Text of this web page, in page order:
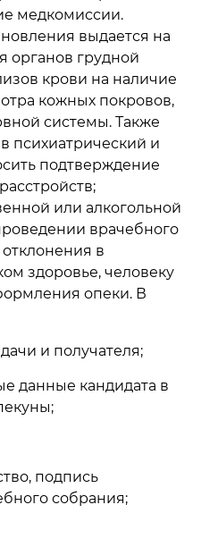
медкомиссии.
выдается на
органов грудной
крови на наличие
кожных покровов,
системы. Также
психиатрический и
подтверждение
или алкогольной
врачебного
в
здоровье, человеку
опеки. В
и получателя;
данные кандидата в
подпись
собрания;